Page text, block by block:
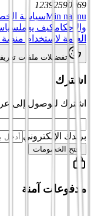
12392590969
Min nahnuسياسة
والأحكامكيف يعمل
العامة لاستخدام منصة Tuduu (المستخدمون المهنيون)
تفضيلات ملفات
اشترك
اشترك للوصول إلى
بريدك الإلكتروني
افتح الخصومات
مدفوعات آمنة